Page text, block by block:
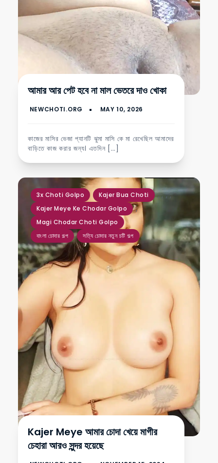
আমার আর পেট হবে না মাল ভেতরে দাও খোকা
কাজের মাসির ভেজা প্যানটি ঝুমা মাসি কে মা রেখেছিল আমাদের
বাড়িতে কাজ করার জন্য। এতদিন […]
3x Choti Golpo ,
Kajer Bua Choti ,
Kajer Meye Ke Chodar Golpo
,
Magi Chodar Choti Golpo
,
বাংলা চোদার গল্প
,
সত্যি চোদার নতুন চটি গল্প
Kajer Meye আমার চোদা খেয়ে মাগীর
চেহারা আরও সুন্দর হয়েছে